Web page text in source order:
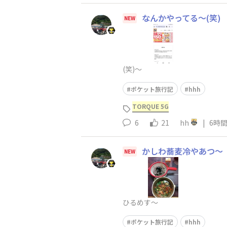
NEW なんかやってる～(笑)
(笑)～
ポケット旅行記 hhh
TORQUE 5G
6 21 hh | 6時
NEW かしわ蕎麦冷やあつ～
ひるめす～
ポケット旅行記 hhh